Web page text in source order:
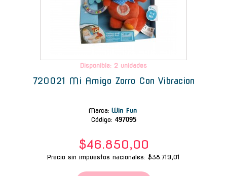
Disponible: 2 unidades
720021 Mi Amigo Zorro Con Vibracion
Marca: Win Fun
Código: 497095
$46.850,00
Precio sin impuestos nacionales: $38.719,01